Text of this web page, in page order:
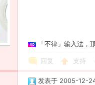
「不律」输入法，
回复 支持
发表于 2005-12-